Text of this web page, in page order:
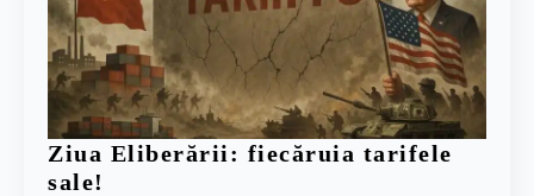
Ziua Eliberării: fiecăruia tarifele
sale!